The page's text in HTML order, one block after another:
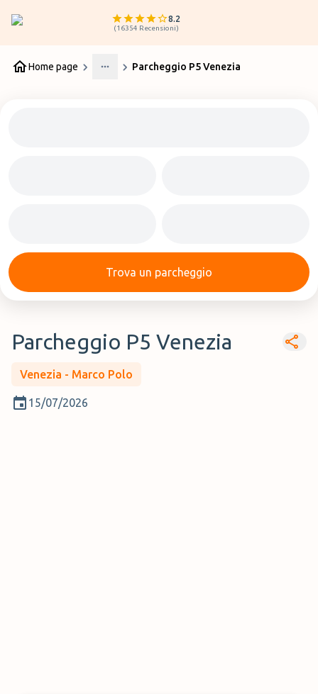
8.2
(16354 Recensioni)
Home page
More
Parcheggio P5 Venezia
Trova un parcheggio
Parcheggio P5 Venezia
Venezia - Marco Polo
15/07/2026